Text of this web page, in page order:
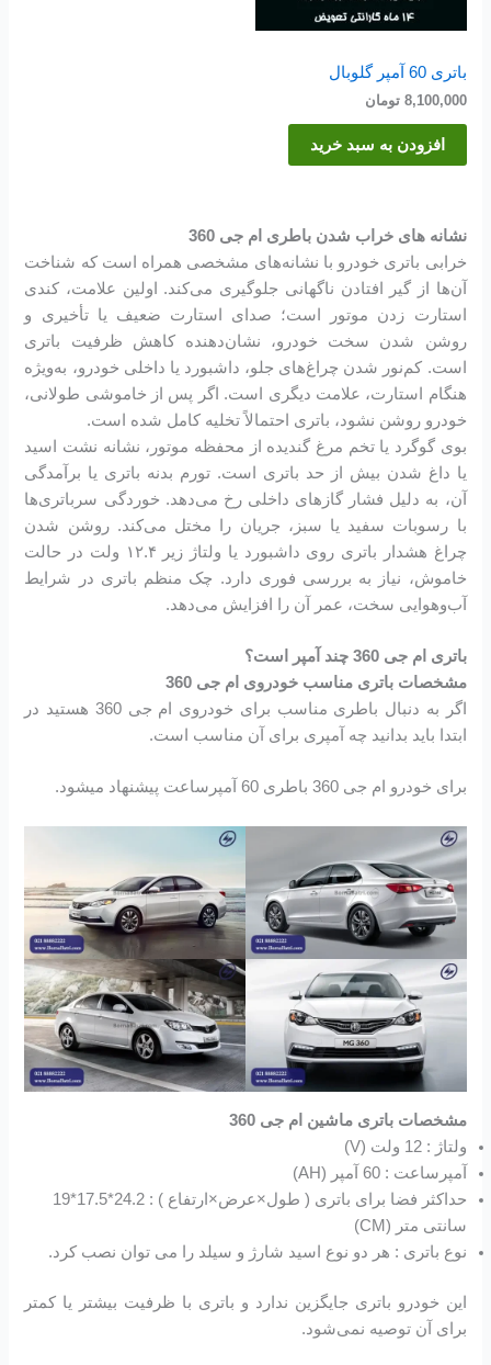
باتری 60 آمپر گلوبال
8,100,000 تومان
افزودن به سبد خرید
نشانه های خراب شدن باطری ام جی 360
خرابی باتری خودرو با نشانه‌های مشخصی همراه است که شناخت
آن‌ها از گیر افتادن ناگهانی جلوگیری می‌کند. اولین علامت، کندی
استارت زدن موتور است؛ صدای استارت ضعیف یا تأخیری و
روشن شدن سخت خودرو، نشان‌دهنده کاهش ظرفیت باتری
است. کم‌نور شدن چراغ‌های جلو، داشبورد یا داخلی خودرو، به‌ویژه
هنگام استارت، علامت دیگری است. اگر پس از خاموشی طولانی،
خودرو روشن نشود، باتری احتمالاً تخلیه کامل شده است.
بوی گوگرد یا تخم مرغ گندیده از محفظه موتور، نشانه نشت اسید
یا داغ شدن بیش از حد باتری است. تورم بدنه باتری یا برآمدگی
آن، به دلیل فشار گازهای داخلی رخ می‌دهد. خوردگی سرباتری‌ها
با رسوبات سفید یا سبز، جریان را مختل می‌کند. روشن شدن
چراغ هشدار باتری روی داشبورد یا ولتاژ زیر ۱۲.۴ ولت در حالت
خاموش، نیاز به بررسی فوری دارد. چک منظم باتری در شرایط
آب‌وهوایی سخت، عمر آن را افزایش می‌دهد.
باتری ام جی 360 چند آمپر است؟
مشخصات باتری مناسب خودروی ام جی 360
اگر به دنبال باطری مناسب برای خودروی ام جی 360 هستید در
ابتدا باید بدانید چه آمپری برای آن مناسب است.
برای خودرو ام جی 360 باطری 60 آمپرساعت پیشنهاد میشود.
مشخصات باتری ماشین ام جی 360
ولتاژ : 12 ولت (V)
آمپرساعت : 60 آمپر (AH)
حداکثر فضا برای باتری ( طول×عرض×ارتفاع ) : 24.2*17.5*19
سانتی متر (CM)
نوع باتری : هر دو نوع اسید شارژ و سیلد را می توان نصب کرد.
این خودرو باتری جایگزین ندارد و باتری با ظرفیت بیشتر یا کمتر
برای آن توصیه نمی‌شود.